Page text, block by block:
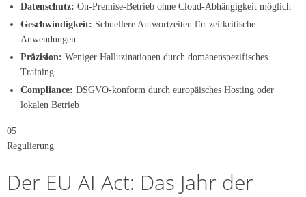
Datenschutz: On-Premise-Betrieb ohne Cloud-Abhängigkeit möglich
Geschwindigkeit: Schnellere Antwortzeiten für zeitkritische
Anwendungen
Präzision: Weniger Halluzinationen durch domänenspezifisches
Training
Compliance: DSGVO-konform durch europäisches Hosting oder
lokalen Betrieb
05
Regulierung
Der EU AI Act: Das Jahr der